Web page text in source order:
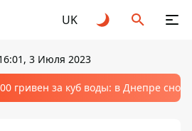
UK
3 Июля 2023
гривен за куб воды: в Днепре